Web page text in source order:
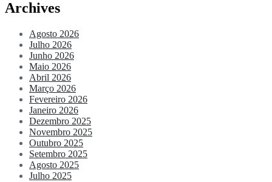
Archives
Agosto 2026
Julho 2026
Junho 2026
Maio 2026
Abril 2026
Março 2026
Fevereiro 2026
Janeiro 2026
Dezembro 2025
Novembro 2025
Outubro 2025
Setembro 2025
Agosto 2025
Julho 2025